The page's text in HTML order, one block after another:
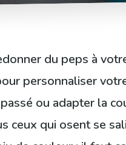
du peps à
personnaliser
ou adapter la
ceux qui osent se